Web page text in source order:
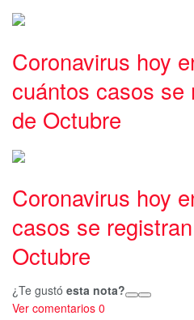
Coronavirus hoy
cuántos casos se
de Octubre
Coronavirus hoy
casos se
Octubre
¿Te gustó esta nota?
Ver comentarios 0